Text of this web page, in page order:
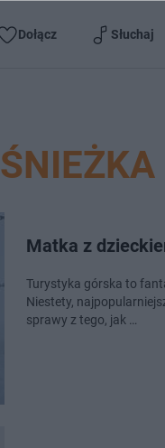
Dołącz Słuchaj
ŚNIEŻKA
Matka z
Turystyka górska to
Niestety,
sprawy z tego, jak …